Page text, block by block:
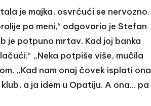
je majka, osvrćući se nervozno.
po meni,“ odgovorio je Stefan
je potpuno mrtav. Kad joj banka
„Neka potpiše više, mučila
„Kad nam onaj čovek isplati ona
a ja idem u Opatiju. A ona… pa